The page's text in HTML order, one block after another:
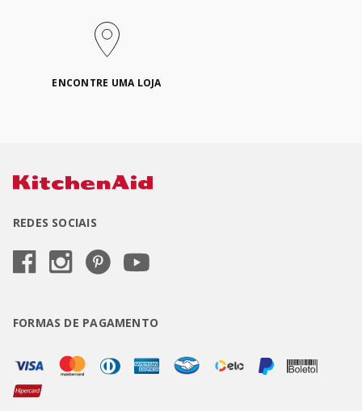
ENCONTRE UMA LOJA
REDES SOCIAIS
FORMAS DE PAGAMENTO